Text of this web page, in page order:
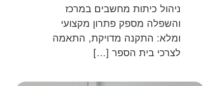
ניהול כיתות מחשבים במרכז
והשפלה מספק פתרון מקצועי
ומלא: התקנה מדויקת, התאמה
לצרכי בית הספר […]